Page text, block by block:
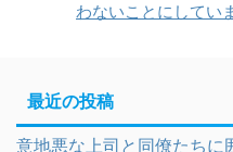
わないことにしてい
最近の投稿
意地悪な上司と同僚たちに